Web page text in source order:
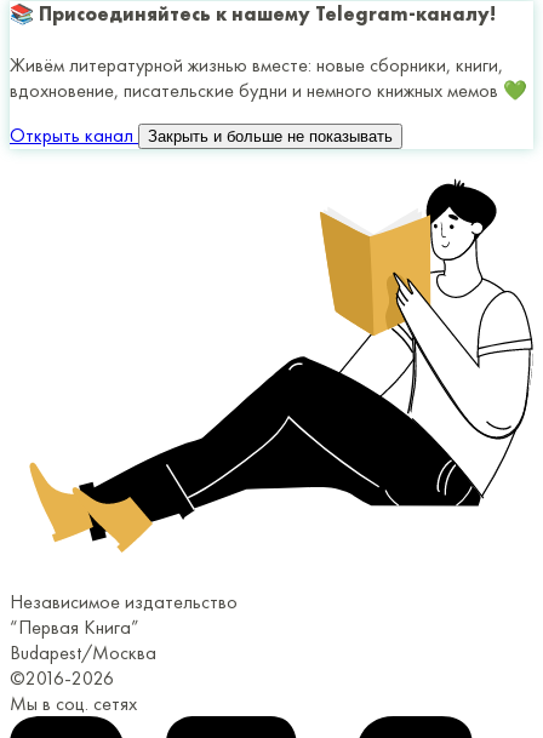
📚 Присоединяйтесь к нашему Telegram-каналу!
Живём литературной жизнью вместе: новые сборники, книги,
вдохновение, писательские будни и немного книжных мемов 💚
Открыть канал
Закрыть и больше не показывать
Независимое издательство
“Первая Книга”
Budapest/Москва
©2016-2026
Мы в соц. сетях